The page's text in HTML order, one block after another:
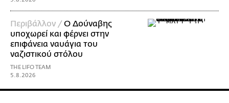
Περιβάλλον / Ο Δούναβης
υποχωρεί και φέρνει στην
επιφάνεια ναυάγια του
ναζιστικού στόλου
THE LIFO TEAM
5.8.2026